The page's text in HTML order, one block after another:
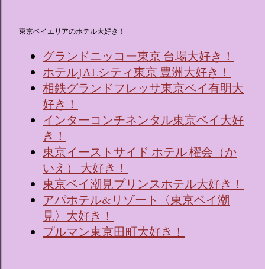
東京ベイエリアのホテル大好き！
グランドニッコー東京 台場大好き！
ホテルJALシティ東京 豊洲大好き！
相鉄グランドフレッサ東京ベイ有明大
好き！
インターコンチネンタル東京ベイ大好
き！
東京イーストサイド ホテル 櫂会（か
いえ） 大好き！
東京ベイ潮見プリンスホテル大好き！
アパホテル&リゾート〈東京ベイ潮
見〉大好き！
プルマン東京田町大好き！